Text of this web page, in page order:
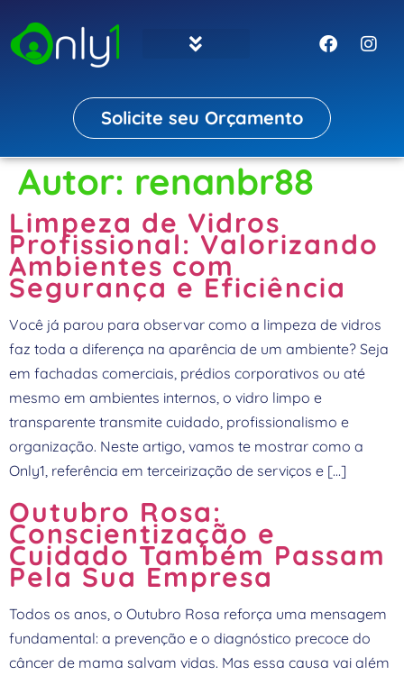
Solicite seu Orçamento
Autor: renanbr88
Limpeza de Vidros
Profissional: Valorizando
Ambientes com
Segurança e Eficiência
Você já parou para observar como a limpeza de vidros
faz toda a diferença na aparência de um ambiente? Seja
em fachadas comerciais, prédios corporativos ou até
mesmo em ambientes internos, o vidro limpo e
transparente transmite cuidado, profissionalismo e
organização. Neste artigo, vamos te mostrar como a
Only1, referência em terceirização de serviços e […]
Outubro Rosa:
Conscientização e
Cuidado Também Passam
Pela Sua Empresa
Todos os anos, o Outubro Rosa reforça uma mensagem
fundamental: a prevenção e o diagnóstico precoce do
câncer de mama salvam vidas. Mas essa causa vai além